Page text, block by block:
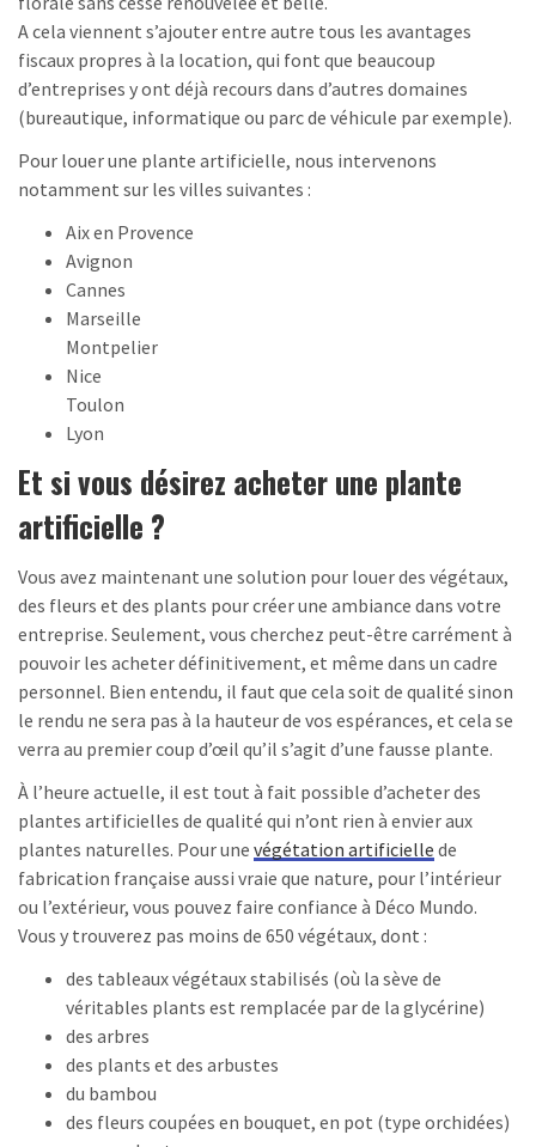
A cela viennent s’ajouter entre autre tous les avantages
fiscaux propres à la location, qui font que beaucoup
d’entreprises y ont déjà recours dans d’autres domaines
(bureautique, informatique ou parc de véhicule par exemple).
Pour louer une plante artificielle, nous intervenons
notamment sur les villes suivantes :
Aix en Provence
Avignon
Cannes
Marseille
Montpelier
Nice
Toulon
Lyon
Et si vous désirez acheter une plante
artificielle ?
Vous avez maintenant une solution pour louer des végétaux,
des fleurs et des plants pour créer une ambiance dans votre
entreprise. Seulement, vous cherchez peut-être carrément à
pouvoir les acheter définitivement, et même dans un cadre
personnel. Bien entendu, il faut que cela soit de qualité sinon
le rendu ne sera pas à la hauteur de vos espérances, et cela se
verra au premier coup d’œil qu’il s’agit d’une fausse plante.
À l’heure actuelle, il est tout à fait possible d’acheter des
plantes artificielles de qualité qui n’ont rien à envier aux
plantes naturelles. Pour une végétation artificielle de
fabrication française aussi vraie que nature, pour l’intérieur
ou l’extérieur, vous pouvez faire confiance à Déco Mundo.
Vous y trouverez pas moins de 650 végétaux, dont :
des tableaux végétaux stabilisés (où la sève de
véritables plants est remplacée par de la glycérine)
des arbres
des plants et des arbustes
du bambou
des fleurs coupées en bouquet, en pot (type orchidées)